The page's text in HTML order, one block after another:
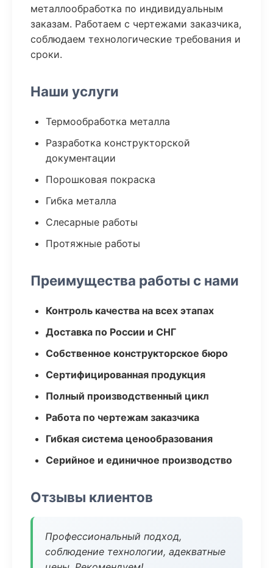
металлообработка по индивидуальным
заказам. Работаем с чертежами заказчика,
соблюдаем технологические требования и
сроки.
Наши услуги
Термообработка металла
Разработка конструкторской
документации
Порошковая покраска
Гибка металла
Слесарные работы
Протяжные работы
Преимущества работы с нами
Контроль качества на всех этапах
Доставка по России и СНГ
Собственное конструкторское бюро
Сертифицированная продукция
Полный производственный цикл
Работа по чертежам заказчика
Гибкая система ценообразования
Серийное и единичное производство
Отзывы клиентов
Профессиональный подход,
соблюдение технологии, адекватные